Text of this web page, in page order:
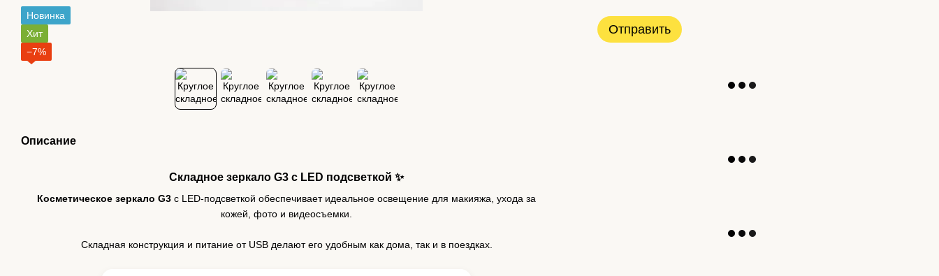
Новинка
Хит
−7%
Описание
Складное зеркало G3 с LED подсветкой ✨
Косметическое зеркало G3 с LED-подсветкой обеспечивает идеальное освещение для макияжа, ухода за
кожей, фото и видеосъемки.
Складная конструкция и питание от USB делают его удобным как дома, так и в поездках.
Отправить